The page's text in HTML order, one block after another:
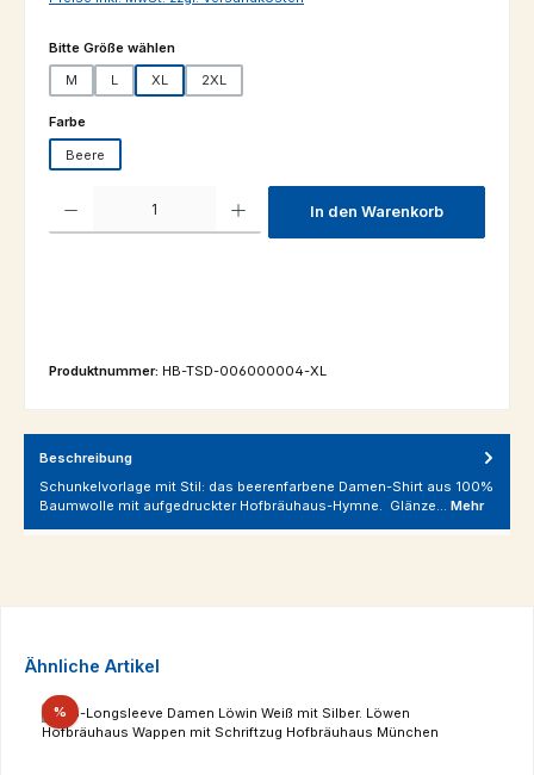
Bitte Größe wählenauswählen
M L XL 2XL
Farbeauswählen
Beere
In den Warenkorb
Produktnummer: HB-TSD-006000004-XL
Beschreibung
Schunkelvorlage mit Stil: das beerenfarbene Damen-Shirt aus 100%
Baumwolle mit aufgedruckter Hofbräuhaus-Hymne. Glänze… Mehr
Produktgalerie überspringen
Ähnliche Artikel
%Rabatt